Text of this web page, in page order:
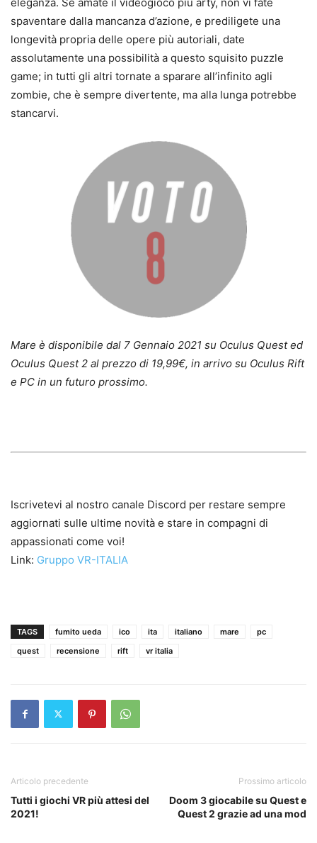
spaventare dalla mancanza d’azione, e prediligete una
longevità propria delle opere più autoriali, date
assolutamente una possibilità a questo squisito puzzle
game; in tutti gli altri tornate a sparare all’infinito agli
zombie, che è sempre divertente, ma alla lunga potrebbe
stancarvi.
Mare è disponibile dal 7 Gennaio 2021 su Oculus Quest ed
Oculus Quest 2 al prezzo di 19,99€, in arrivo su Oculus Rift
e PC in un futuro prossimo.
Iscrivetevi al nostro canale Discord per restare sempre
aggiornati sulle ultime novità e stare in compagni di
appassionati come voi!
Link: Gruppo VR-ITALIA
TAGS fumito ueda ico ita italiano mare
pc
quest
recensione rift vr italia
Articolo precedente
Tutti i giochi VR più attesi del
2021!
Prossimo articolo
Doom 3 giocabile su Quest e
Quest 2 grazie ad una mod